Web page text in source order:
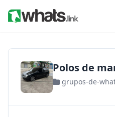
Polos de
grupos-de-